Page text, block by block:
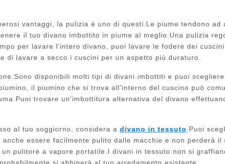
vantaggi, la pulizia è uno di questi.Le piume tendono
il tuo divano imbottito in piume al meglio.Una pulizia
per lavare l'intero divano, puoi lavare le fodere dei
di lavare a secco i cuscini per un aspetto più duraturo.
disponibili molti tipi di divani imbottiti e puoi
il piumino che si trova all'interno del cuscino può
trovare un'imbottitura alternativa del divano
al tuo soggiorno, considera a divano in tessuto .Puoi
essere facilmente pulito dalle macchie e non perderà
pulitore a vapore portatile.I divani in tessuto non si